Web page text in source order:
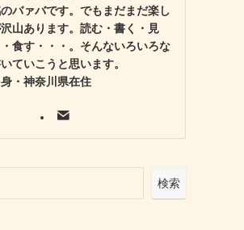
バァバです。でもまだまだ楽し
山あります。読む・書く・見
食す・・・。そんないろいろな
ていこうと思います。
・神奈川県在住
検索